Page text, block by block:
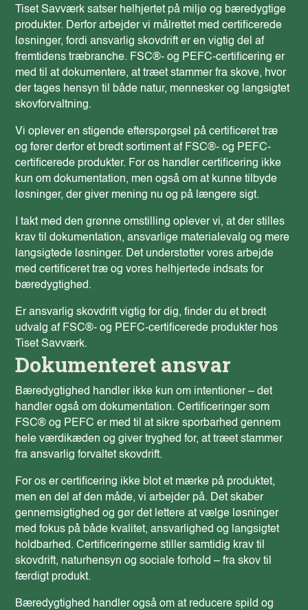
Tiset Savværk satser helhjertet på miljø og bæredygtige
produkter. Derfor arbejder vi målrettet med certificerede
løsninger, fordi ansvarlig skovdrift er en vigtig del af
fremtidens træbranche. FSC®- og PEFC-certificering er
med til at dokumentere, at træet stammer fra skove, hvor
der tages hensyn til både natur, mennesker og langsigtet
skovforvaltning.
Vi oplever en stigende efterspørgsel på certificeret træ
og fører derfor et bredt sortiment af FSC®- og PEFC-
certificerede produkter. For os handler certificering ikke
kun om dokumentation, men også om at kunne tilbyde
løsninger, der giver mening nu og på længere sigt.
I takt med den grønne omstilling oplever vi, at der stilles
krav til dokumentation, ansvarlige materialevalg og mere
langsigtede løsninger. Det understøtter vores arbejde
med certificeret træ og vores helhjertede indsats for
bæredygtighed.
Er ansvarlig skovdrift vigtigfor dig, finder du et bredt
udvalg af FSC®- og PEFC-certificerede produkter hos
Tiset Savværk.
Dokumenteret ansvar
Bæredygtighed handler ikke kun om intentioner – det
handler også om dokumentation. Certificeringer som
FSC® og PEFC er med til at sikre sporbarhed gennem
hele værdikæden og giver tryghed for, at træet stammer
fra ansvarlig forvaltet skovdrift.
For os er certificering ikke blot et mærke på produktet,
men en del af den måde, vi arbejder på. Det skaber
gennemsigtighed og gør det lettere at vælge løsninger
med fokus på både kvalitet, ansvarlighed og langsigtet
holdbarhed. Certificeringerne stiller samtidig krav til
skovdrift, naturhensyn og sociale forhold – fra skov til
færdigt produkt.
Bæredygtighed handler også om at reducere spild og